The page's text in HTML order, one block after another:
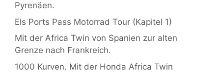
Pyrenäen.
Els Ports Pass Motorrad Tour (Kapitel 1)
Mit der Africa Twin von Spanien zur alten
Grenze nach Frankreich.
1000 Kurven. Mit der Honda Africa Twin